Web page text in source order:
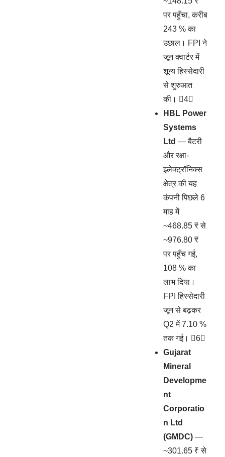
पर पहुँचा, करीब
243 % का
उछाल। FPI ने
जून क्वार्टर में
शून्य हिस्सेदारी
से शुरुआत
की। 4
HBL Power
Systems
Ltd — बैटरी
और रक्षा-
इलेक्ट्रॉनिक्स
क्षेत्र की यह
कंपनी पिछले 6
माह में
~468.85 ₹ से
~976.80 ₹
पर पहुँच गई,
108 % का
लाभ दिया।
FPI हिस्सेदारी
जून से बढ़कर
Q2 में 7.10 %
तक गई। 6
Gujarat
Mineral
Developme
nt
Corporatio
n Ltd
(GMDC) —
~301.65 ₹ से